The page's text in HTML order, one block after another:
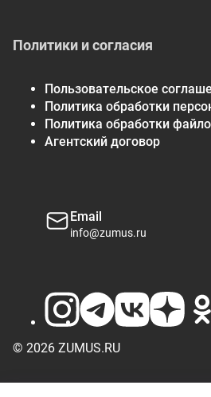
Политики и согласия
Пользовательское
Политика обработки
Политика обработки
Агентский договор
Email
info@zumus.ru
© 2026 ZUMUS.RU